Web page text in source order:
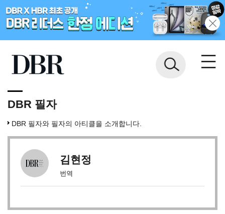
DBR 필자
DBR 필자와 필자의 아티클을 소개합니다.
김현정
번역